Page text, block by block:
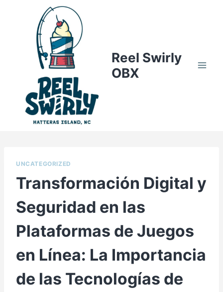
Reel Swirly
OBX
UNCATEGORIZED
Transformación Digital y
Seguridad en las
Plataformas de Juegos
en Línea: La Importancia
de las Tecnologías de